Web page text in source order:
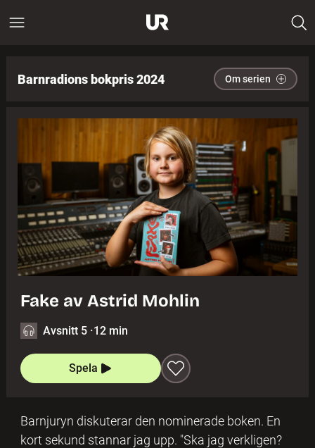
Barnradions bokpris 2024 Om serien
Fake av Astrid Mohlin
Avsnitt 5 ·12 min
Spela
Barnjuryn diskuterar den nominerade boken. En
kort sekund stannar jag upp. "Ska jag verkligen?